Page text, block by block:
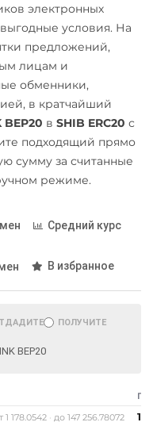
Starknet (STRK)
Stellar (XLM)
Terra Classic (LUNC)
Tether (USDT)
TRC20
BEP20
POL
AVAXC
TON
NEAR
Tornado Cash (TORN)
USD Coin (USDC)
Росбанк RUB
Россельхоз банк RUB
Русский Стандарт RUB
Сбербанк
RUB
СБП RUB
Тинькофф
Фридом Банк KZT
электронных
условия. На
предложений,
лицам и
обменники,
в кратчайший
BEP20 в SHIB ERC20 с
подходящий прямо
сумму за считанные
режиме.
Средний курс
В избранное
ПОЛУЧИТЕ
BEP20
1 178.0542 до 147 256.78072 1